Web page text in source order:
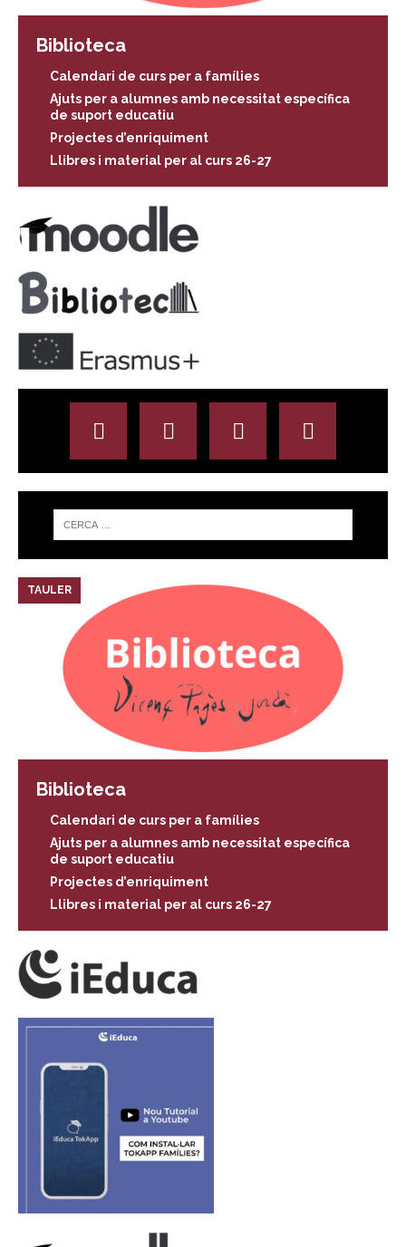
Biblioteca
Calendari de curs per a famílies
Ajuts per a alumnes amb necessitat específica
de suport educatiu
Projectes d’enriquiment
Llibres i material per al curs 26-27
TAULER
Biblioteca
Calendari de curs per a famílies
Ajuts per a alumnes amb necessitat específica
de suport educatiu
Projectes d’enriquiment
Llibres i material per al curs 26-27